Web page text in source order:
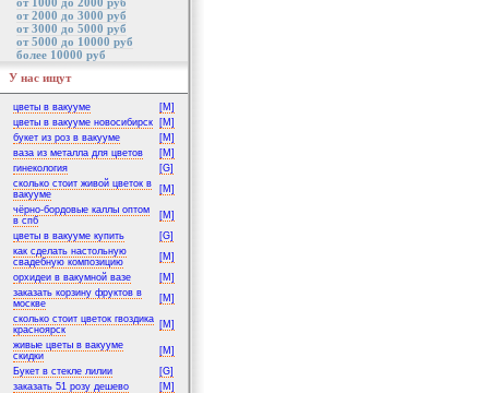
от 2000 до 3000 руб
от 3000 до 5000 руб
от 5000 до 10000 руб
более 10000 руб
У нас ищут
цветы в вакууме
[M]
цветы в вакууме новосибирск
[M]
букет из роз в вакууме
[M]
ваза из металла для цветов
[M]
гинекология
[G]
сколько стоит живой цветок в
вакууме
[M]
чёрно-бордовые каллы оптом
в спб
[M]
цветы в вакууме купить
[G]
как сделать настольную
свадебную композицию
[M]
орхидеи в вакумной вазе
[M]
заказать корзину фруктов в
москве
[M]
сколько стоит цветок гвоздика
красноярск
[M]
живые цветы в вакууме
скидки
[M]
Букет в стекле лилии
[G]
заказать 51 розу дешево
[M]